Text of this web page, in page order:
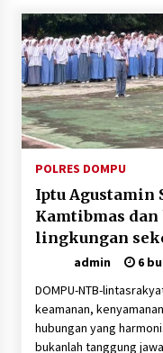
POLRES DOMPU
Iptu Agustamin
Kamtibmas
lingkungan
masyarakat
admin
6
DOMPU-NTB-
keamanan,
hubungan yang
bukanlah tanggung